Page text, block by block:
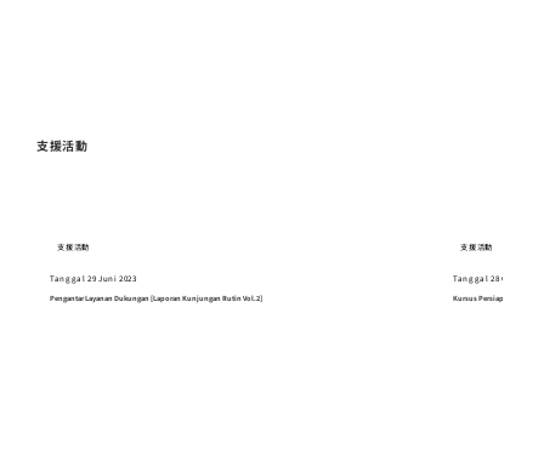
支援活動
支援活動
Tanggal 29 Juni 2023
Pengantar Layanan Dukungan [Laporan Kunjungan Rutin Vol.2]
支援活動
Tanggal 28 Oktober
Kursus Persiapan Tes